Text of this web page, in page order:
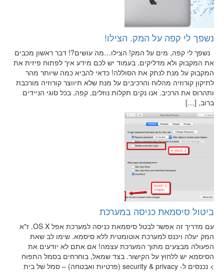
נשפך לי קפה על המק. הצילו!
נשפך לי קפה, מים על המק! הצילו…מה עושים?! דבר ראשון מכבים
את המקבוק ולא מדליקים. בעמוד יש לכם מידע איך לפתוח פיזית את
המקבוק על מנת לנתק את הסוללה! כדאי להביא כמה שיותר מהר
לתיקון קורוזיה מהלוח והרכיבים על מנת שלא תיווצר קורוזיה מורכבת
ותהרוס את הרכיב. אנו נקים תקלות נוזלים, קפה, בכל סוגי הניידים
ברוב, […]
ביטול סיסמאת כניסה במערכת
עם מדריך זה אפשר לבטל סיסמאת כניסה למערכת אפל OS X. ז"א
המק יעלה ויכנס למערכת אוטומטית ללא סיסמא. שימו לב שאת
הפעולה מבצעים מתוך המערכת עצמה! אם אתם לא יודעים את
הסיסמא יש ללחוץ על הקישור. בצד שמאל, בוחרחים בסמל התפוח
> נכנסים ל- security & privacy (פרטיות ואבטחה) – סמל של בית